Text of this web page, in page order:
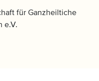
für Ganzheiltiche
e.V.